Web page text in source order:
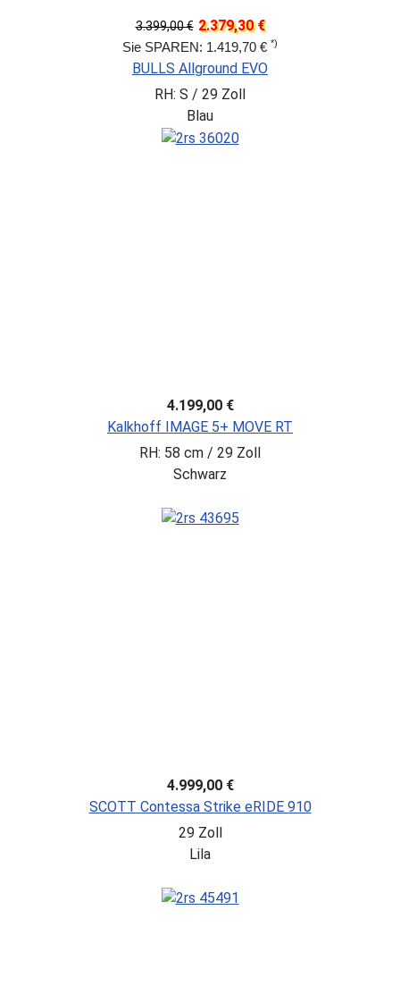
3.399,00 € 2.379,30 €
Sie SPAREN: 1.419,70 € *)
BULLS Allground EVO
RH: S / 29 Zoll
Blau
4.199,00 €
Kalkhoff IMAGE 5+ MOVE RT
RH: 58 cm / 29 Zoll
Schwarz
4.999,00 €
SCOTT Contessa Strike eRIDE 910
29 Zoll
Lila